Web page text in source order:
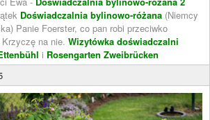
Doświadczalnia bylinowo-różana (Niemcy
Panie Foerster, co pan robi przeciwko
na nie. Wizytówka doświadczalni
i Rosengarten Zweibrücken